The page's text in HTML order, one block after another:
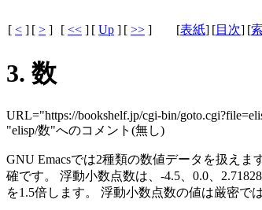
[ < ] [ > ] [ << ] [ Up ] [ >> ] [表紙] [目次] [
3. 数
URL="https://bookshelf.jp/cgi-bin/
"elisp/数"へのコメント(無し)
GNU Emacsでは2種類の数値データを扱えま
確です。 浮動小数点数は、-4.5、0.0、
を1.5倍します。 浮動小数点数の値は厳密で